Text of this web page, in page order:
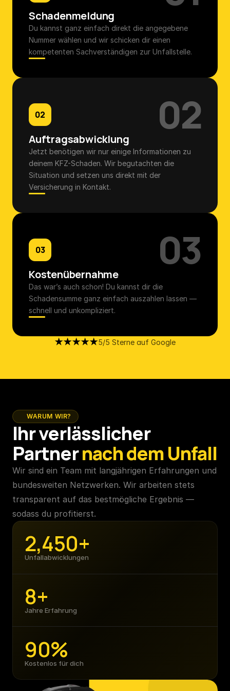
3.471,77 €
Schadenmeldung
Du kannst ganz einfach direkt die angegebene
Nummer wählen und wir schicken dir einen
kompetenten Sachverständigen zur Unfallstelle.
02 02
Auftragsabwicklung
Jetzt benötigen wir nur einige Informationen zu
deinem KFZ-Schaden. Wir begutachten die
Situation und setzen uns direkt mit der
Versicherung in Kontakt.
03 03
Kostenübernahme
Das war’s auch schon! Du kannst dir die
Schadensumme ganz einfach auszahlen lassen —
schnell und unkompliziert.
★★★★★5/5 Sterne auf Google
WARUM WIR?
Ihr verlässlicher
Partner nach dem Unfall
Wir sind ein Team mit langjährigen Erfahrungen und
bundesweiten Netzwerken. Wir arbeiten stets
transparent auf das bestmögliche Ergebnis —
sodass du profitierst.
2,450+
Unfallabwicklungen
8+
Jahre Erfahrung
90%
Kostenlos für dich